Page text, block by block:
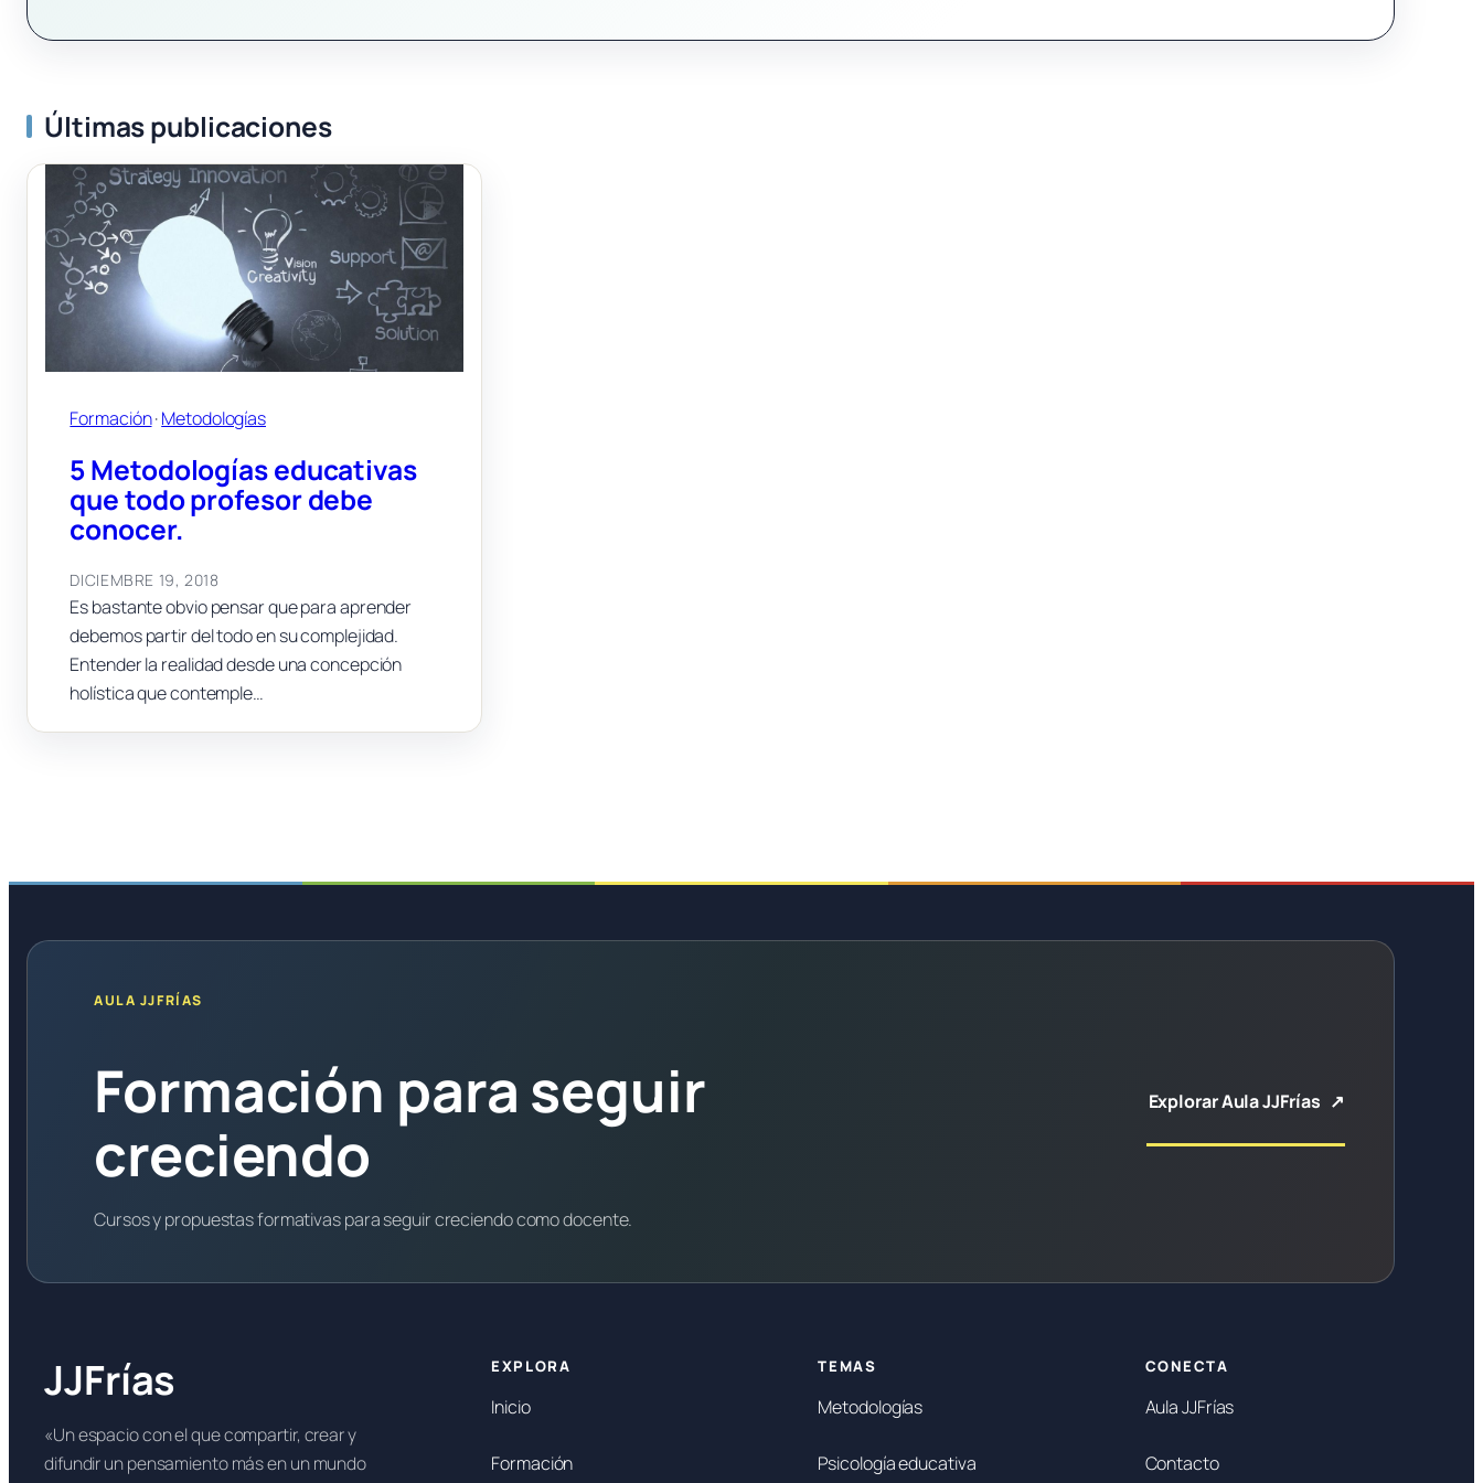
Últimas publicaciones
Formación · Metodologías
5 Metodologías educativas
que todo profesor debe
conocer.
DICIEMBRE 19, 2018
Es bastante obvio pensar que para aprender
debemos partir del todo en su complejidad.
Entender la realidad desde una concepción
holística que contemple…
AULA JJFRÍAS
Formación para seguir
creciendo
Cursos y propuestas formativas para seguir creciendo como docente.
Explorar Aula JJFrías
JJFrías
«Un espacio con el que compartir, crear y
difundir un pensamiento más en un mundo
EXPLORA
Inicio
Formación
TEMAS
Metodologías
Psicología educativa
CONECTA
Aula JJFrías
Contacto